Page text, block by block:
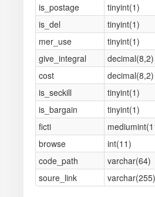
is_postage
tinyint(1)
is_del
tinyint(1)
mer_use
tinyint(1)
give_integral
cost
is_seckill
tinyint(1)
is_bargain
tinyint(1)
ficti
browse
int(11)
code_path
varchar(64)
soure_link
varchar(255)